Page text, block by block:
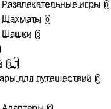
Развлекательные игры 0
Шахматы 0
Шашки 0
0
для путешествий 0